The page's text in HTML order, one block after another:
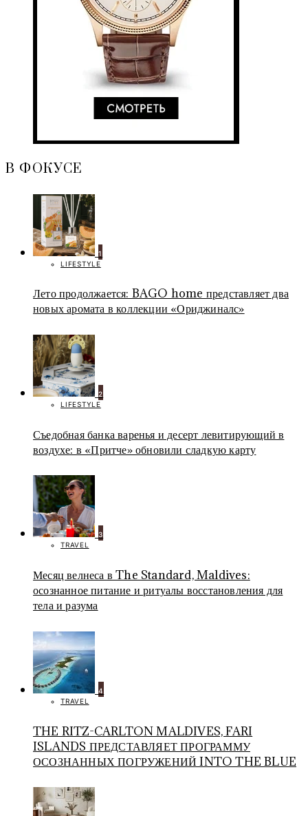
В ФОКУСЕ
1
LIFESTYLE
Лето продолжается: BAGO home представляет два
новых аромата в коллекции «Ориджиналс»
2
LIFESTYLE
Съедобная банка варенья и десерт левитирующий в
воздухе: в «Притче» обновили сладкую карту
3
TRAVEL
Месяц велнеса в The Standard, Maldives:
осознанное питание и ритуалы восстановления для
тела и разума
4
TRAVEL
THE RITZ-CARLTON MALDIVES, FARI
ISLANDS ПРЕДСТАВЛЯЕТ ПРОГРАММУ
ОСОЗНАННЫХ ПОГРУЖЕНИЙ INTO THE BLUE